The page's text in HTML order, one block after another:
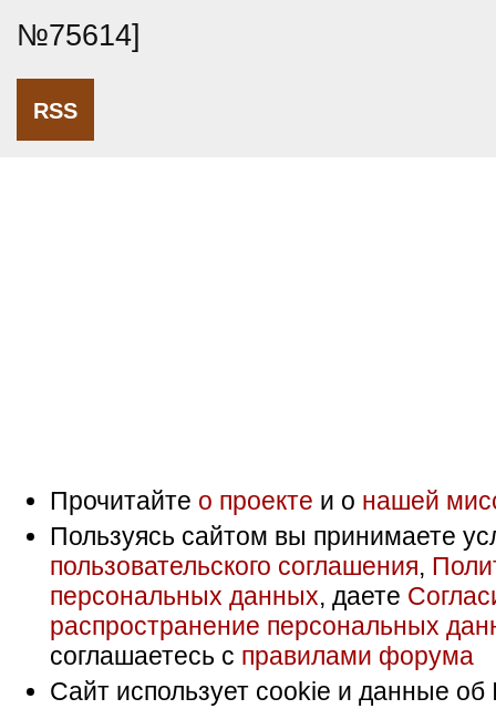
№75614]
RSS
Прочитайте о проекте и о нашей
Пользуясь сайтом вы принимаете
пользовательского соглашения,
персональных данных, даете
распространение персональных
соглашаетесь с правилами форума
Сайт использует cookie и данные об